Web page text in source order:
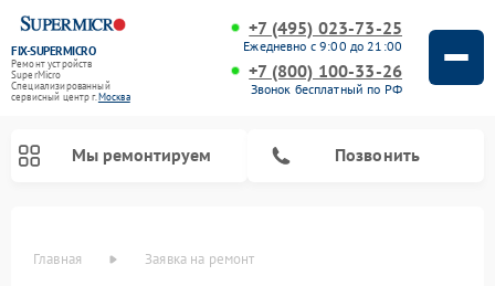
FIX-SUPERMICRO
Ремонт устройств
SuperMicro
Специализированный
cервисный центр г.Москва
+7 (495) 023-73-25
Ежедневно с 9:00 до 21:00
+7 (800) 100-33-26
Звонок бесплатный по РФ
Мы ремонтируем Позвонить
Главная Заявка на ремонт